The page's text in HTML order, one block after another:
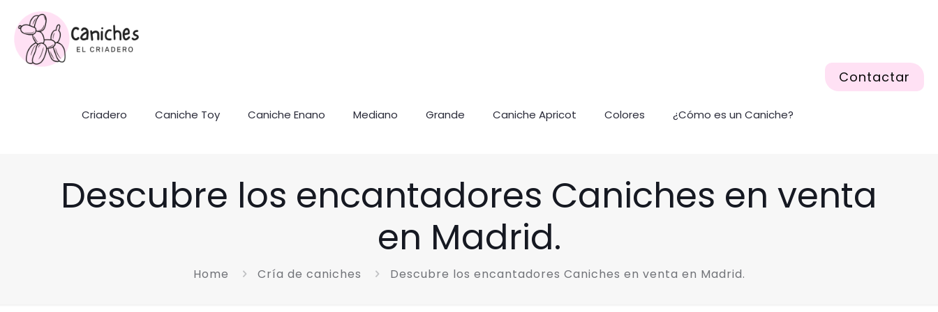
Criadero Caniche Toy Caniche Enano Mediano Grande Caniche Apricot Colores ¿Cómo es un Caniche?
Contactar
Descubre los encantadores Caniches en venta
en Madrid.
Home Cría de caniches Descubre los encantadores Caniches en venta en Madrid.